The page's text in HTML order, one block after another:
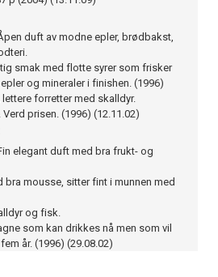
duft av modne epler, brødbakst,
smak med flotte syrer som frisker
og mineraler i finishen. (1996)
forretter med skalldyr.
prisen. (1996) (12.11.02)
elegant duft med bra frukt- og
bra mousse, sitter fint i munnen med
og fisk.
som kan drikkes nå men som vil
år. (1996) (29.08.02)